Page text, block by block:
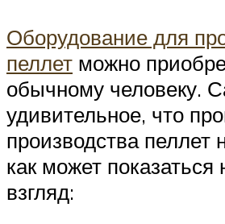
Оборудование для
пеллет можно
обычному человеку.
удивительное, что
производства пеллет
как может
взгляд: